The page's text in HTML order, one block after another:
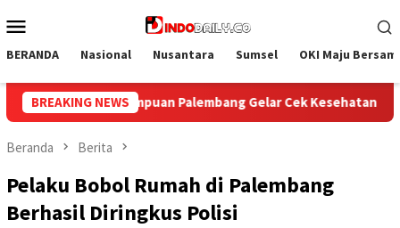
ke
Mobile
BERANDA Nasional Nusantara Sumsel OKI Maju
BREAKING NEWS
Gelar Cek Kesehatan Gratis bagi Pegawai, Warga Binaan,
Beranda Berita
Pelaku Bobol Rumah di Palembang
Berhasil Diringkus Polisi